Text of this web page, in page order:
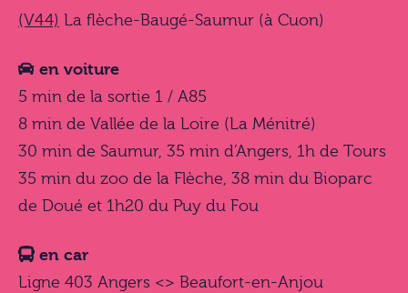
(V44) La flèche-Baugé-Saumur (à Cuon)
en voiture
5 min de la sortie 1 / A85
8 min de Vallée de la Loire (La Ménitré)
30 min de Saumur, 35 min d’Angers, 1h de Tours
35 min du zoo de la Flèche, 38 min du Bioparc
de Doué et 1h20 du Puy du Fou
en car
Ligne 403 Angers <> Beaufort-en-Anjou